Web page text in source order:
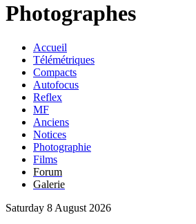
Photographes
Accueil
Télémétriques
Compacts
Autofocus
Reflex
MF
Anciens
Notices
Photographie
Films
Forum
Galerie
Saturday 8 August 2026